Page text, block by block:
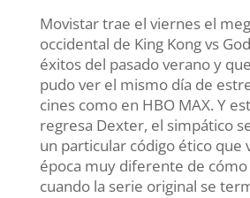
Movistar trae el viernes el
occidental de King Kong vs
éxitos del pasado verano y
pudo ver el mismo día de
cines como en HBO MAX. Y
regresa Dexter, el simpático
un particular código ético que
época muy diferente de
cuando la serie original se